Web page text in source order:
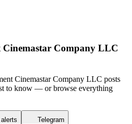
Cinemastar Company LLC
Cinemastar Company LLC posts
to know — or browse everything
Telegram